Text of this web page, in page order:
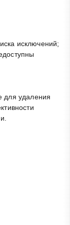
исключений;
для удаления